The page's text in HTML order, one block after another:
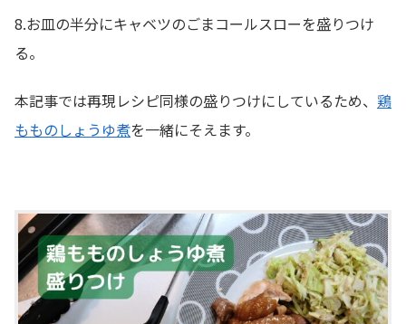
8.お皿の半分にキャベツのごまコールスローを盛りつけ
る。
本記事では再現レシピ同様の盛りつけにしているため、 鶏
もものしょうゆ煮を一緒にそえます。